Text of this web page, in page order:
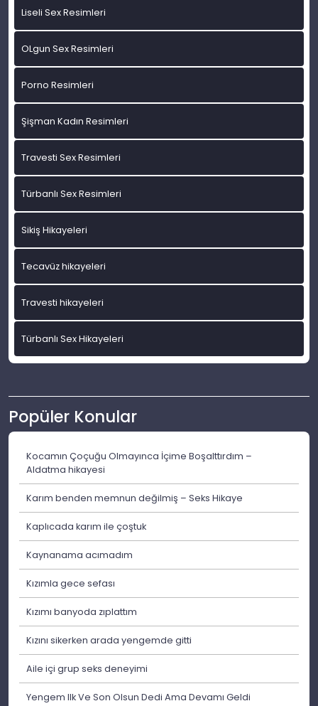
Liseli Sex Resimleri
OLgun Sex Resimleri
Porno Resimleri
Şişman Kadın Resimleri
Travesti Sex Resimleri
Türbanlı Sex Resimleri
Sikiş Hikayeleri
Tecavüz hikayeleri
Travesti hikayeleri
Türbanlı Sex Hikayeleri
Popüler Konular
Kocamın Çoçuğu Olmayınca İçime Boşalttırdım –
Aldatma hikayesi
Karım benden memnun değilmiş – Seks Hikaye
Kaplıcada karım ile çoştuk
Kaynanama acımadım
Kızımla gece sefası
Kızımı banyoda zıplattım
Kızını sikerken arada yengemde gitti
Aile içi grup seks deneyimi
Yengem Ilk Ve Son Olsun Dedi Ama Devamı Geldi